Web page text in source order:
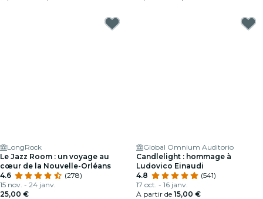
LongRock
Le Jazz Room : un voyage au
cœur de la Nouvelle-Orléans
4.6
(278)
15 nov. - 24 janv.
25,00 €
Global Omnium Auditorio
Candlelight : hommage à
Ludovico Einaudi
4.8
(541)
17 oct. - 16 janv.
À partir de 15,00 €